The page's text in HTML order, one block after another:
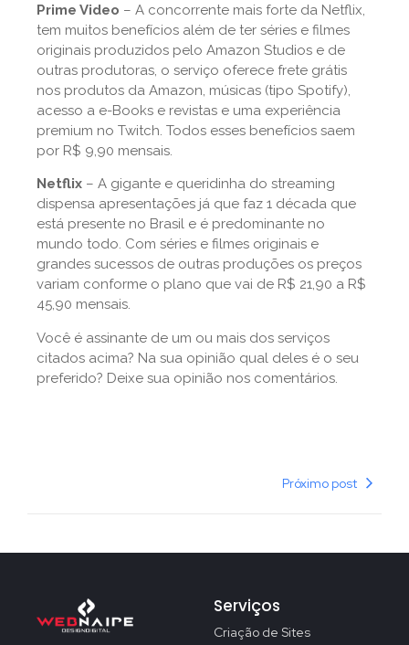
Prime Video – A concorrente mais forte da Netflix,
tem muitos benefícios além de ter séries e filmes
originais produzidos pelo Amazon Studios e de
outras produtoras, o serviço oferece frete grátis
nos produtos da Amazon, músicas (tipo Spotify),
acesso a e-Books e revistas e uma experiência
premium no Twitch. Todos esses benefícios saem
por R$ 9,90 mensais.
Netflix – A gigante e queridinha do streaming
dispensa apresentações já que faz 1 década que
está presente no Brasil e é predominante no
mundo todo. Com séries e filmes originais e
grandes sucessos de outras produções os preços
variam conforme o plano que vai de R$ 21,90 a R$
45,90 mensais.
Você é assinante de um ou mais dos serviços
citados acima? Na sua opinião qual deles é o seu
preferido? Deixe sua opinião nos comentários.
Próximo post
Serviços
Criação de Sites